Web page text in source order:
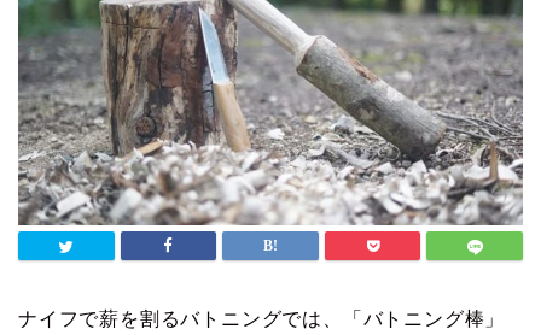
ナイフで薪を割るバトニングでは、「バトニング棒」